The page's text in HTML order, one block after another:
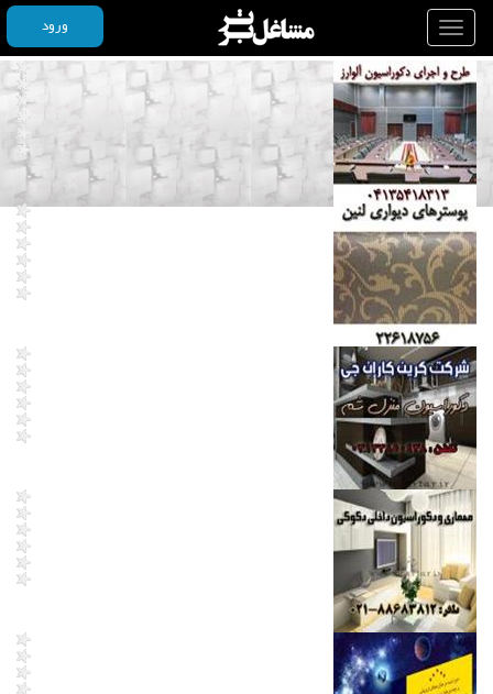
Toggle
navigation
ورود